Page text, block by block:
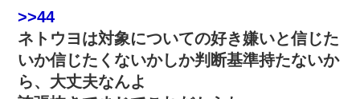
>>44
ネトウヨは対象についての好き嫌いと信じた
いか信じたくないかしか判断基準持たないか
ら、大丈夫なんよ